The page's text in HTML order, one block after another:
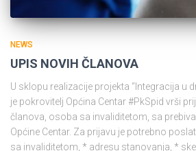
NEWS
UPIS NOVIH ČLANOVA
U sklopu realizacije projekta “Integracija u
je pokrovitelj Općina Centar #PkSpid vrši
članova, osoba sa invaliditetom, sa
Općine Centar. Za prijavu je potrebno
sa invaliditetom, * adresu stanovanja, *